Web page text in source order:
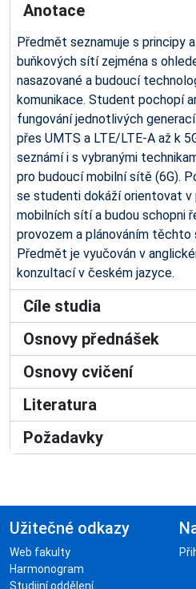
Anotace
Předmět seznamuje s principy
buňkových sítí zejména s
nasazované a budoucí
komunikace. Student pochopí
fungování jednotlivých
přes UMTS a LTE/LTE-A až k
seznámí i s vybranými
pro budoucí mobilní sítě (6G).
se studenti dokáží orientovat
mobilních sítí a budou schopni
provozem a plánováním těchto
Předmět je vyučován v
konzultací v českém jazyce.
Cíle studia
Osnovy přednášek
Osnovy cvičení
Literatura
Požadavky
Užitečné odkazy
Web fakulty
Harmonogram
Studijní oddělení